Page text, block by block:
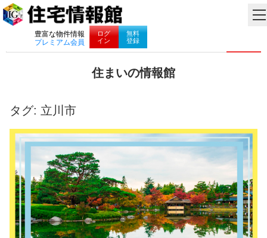
豊富な物件情報
プレミアム会員
ログ
イン
無料
登録
ナビゲーション
住まいの情報館
い
と
暮
ら
し
役
立
つ
情
報
を
タグ: 立川市